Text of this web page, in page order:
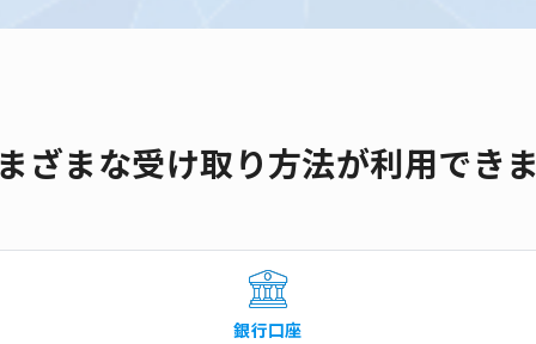
ざまな受け取り方法が利用でき
銀行口座